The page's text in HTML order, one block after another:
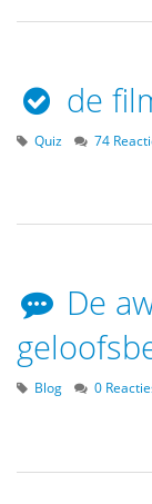
de
Quiz 74
De
Blog 0